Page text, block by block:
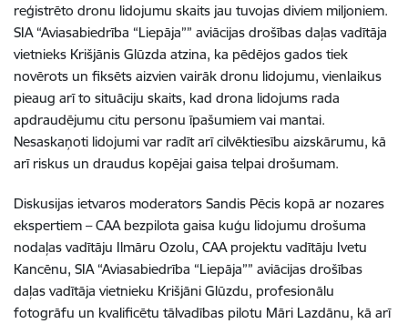
reģistrēto dronu lidojumu skaits jau tuvojas diviem miljoniem.
SIA “Aviasabiedrība “Liepāja”” aviācijas drošības daļas vadītāja
vietnieks Krišjānis Glūzda atzina, ka pēdējos gados tiek
novērots un fiksēts aizvien vairāk dronu lidojumu, vienlaikus
pieaug arī to situāciju skaits, kad drona lidojums rada
apdraudējumu citu personu īpašumiem vai mantai.
Nesaskaņoti lidojumi var radīt arī cilvēktiesību aizskārumu, kā
arī riskus un draudus kopējai gaisa telpai drošumam.
Diskusijas ietvaros moderators Sandis Pēcis kopā ar nozares
ekspertiem – CAA bezpilota gaisa kuģu lidojumu drošuma
nodaļas vadītāju Ilmāru Ozolu, CAA projektu vadītāju Ivetu
Kancēnu, SIA “Aviasabiedrība “Liepāja”” aviācijas drošības
daļas vadītāja vietnieku Krišjāni Glūzdu, profesionālu
fotogrāfu un kvalificētu tālvadības pilotu Māri Lazdānu, kā arī